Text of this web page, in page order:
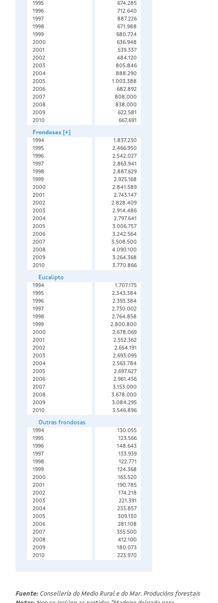
1995
674.285
1996
712.640
1997
887.226
1998
671.988
1999
680.724
2000
636.948
2001
539.337
2002
484.120
2003
805.846
2004
888.290
2005
1.003.388
2006
682.892
2007
808.000
2008
838.000
2009
622.581
2010
667.691
Frondosas [+]
1994
1.837.230
1995
2.466.950
1996
2.542.027
1997
2.863.941
1998
2.887.629
1999
2.925.168
2000
2.841.589
2001
2.743.147
2002
2.828.409
2003
2.914.486
2004
2.797.641
2005
3.006.757
2006
3.242.564
2007
3.508.500
2008
4.090.100
2009
3.264.368
2010
3.770.866
Eucalipto
1994
1.707.175
1995
2.343.384
1996
2.393.384
1997
2.730.002
1998
2.764.858
1999
2.800.800
2000
2.678.069
2001
2.552.362
2002
2.654.191
2003
2.693.095
2004
2.563.784
2005
2.697.627
2006
2.961.456
2007
3.153.000
2008
3.678.000
2009
3.084.295
2010
3.546.896
Outras frondosas
1994
130.055
1995
123.566
1996
148.643
1997
133.939
1998
122.771
1999
124.368
2000
163.520
2001
190.785
2002
174.218
2003
221.391
2004
233.857
2005
309.130
2006
281.108
2007
355.500
2008
412.100
2009
180.073
2010
223.970
Fuente: Consellería do Medio Rural e do Mar. Producións forestais